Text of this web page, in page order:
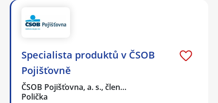
Specialista produktů v ČSOB
Pojišťovně
ČSOB Pojišťovna, a. s., člen…
Polička